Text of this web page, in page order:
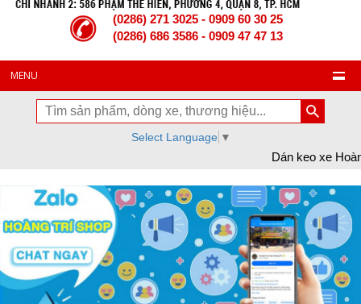
(0286) 271 3025 - 0909 60 30 25
(0286) 686 3586 - 0909 47 47 13
MENU
Select Language ▼
Dán keo xe Hoàng Trí